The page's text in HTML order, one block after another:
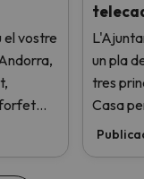
el vostre
forfet
un pla
tres
Casa
vuit